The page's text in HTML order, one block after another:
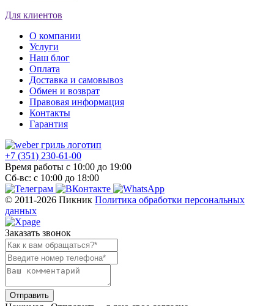
Для клиентов
О компании
Услуги
Наш блог
Оплата
Доставка и самовывоз
Обмен и возврат
Правовая информация
Контакты
Гарантия
+7 (351) 230-61-00
Время работы с 10:00 до 19:00
Сб-вс: с 10:00 до 18:00
© 2011-2026 Пикник Политика обработки персональных
данных
Заказать звонок
Отправить